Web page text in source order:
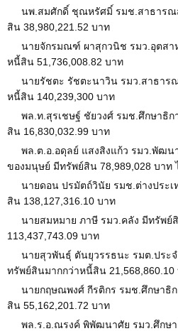
นพ.สมศักดิ์ ชุณหรัศมิ์ รมช.สาธาร
สิน 38,980,221.52 บาท
นายจักรมณฑ์ ผาสุกวนิช รมว.อุตสา
หนี้สิน 51,736,008.82 บาท
นายรัชตะ รัชตะนาวิน รมว.สาธาร
หนี้สิน 140,239,300 บาท
พล.ท.สุรเชษฐ์ ชัยวงศ์ รมช.ศึกษาธิ
สิน 16,830,032.99 บาท
พล.ต.อ.อดุลย์ แสงสิงแก้ว รมว.พัฒน
ของมนุษย์ มีทรัพย์สิน 78,989,028 บาท
นายดอน ปรมัตถ์วินัย รมช.ต่างประ
สิน 138,127,316.10 บาท
นายสมหมาย ภาษี รมว.คลัง มีทรัพย์
113,437,743.09 บาท
นายสุวพันธุ์ ตันยุวรรธนะ รมต.ประ
ทรัพย์สินมากกว่าหนี้สิน 21,568,860.10
นายกฤษณพงศ์ กีรติกร รมช.ศึกษาธิ
สิน 55,162,201.72 บาท
พล.ร.อ.ณรงค์ พิพัฒนาศัย รมว.ศึกษ